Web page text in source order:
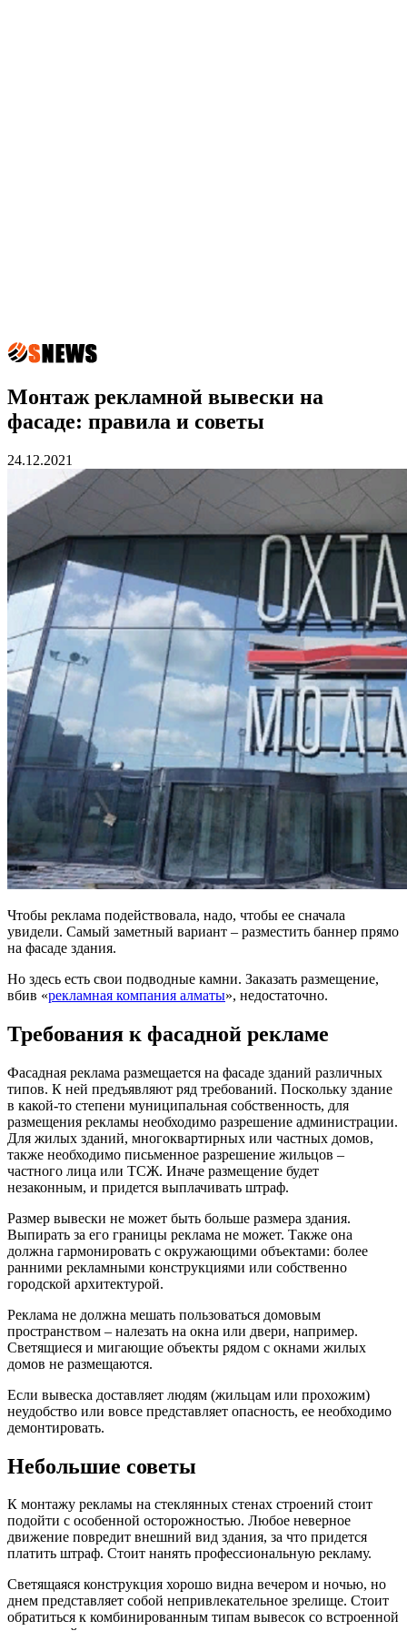
Монтаж рекламной вывески на
фасаде: правила и советы
24.12.2021
Чтобы реклама подействовала, надо, чтобы ее сначала
увидели. Самый заметный вариант – разместить баннер прямо
на фасаде здания.
Но здесь есть свои подводные камни. Заказать размещение,
вбив «рекламная компания алматы», недостаточно.
Требования к фасадной рекламе
Фасадная реклама размещается на фасаде зданий различных
типов. К ней предъявляют ряд требований. Поскольку здание
в какой-то степени муниципальная собственность, для
размещения рекламы необходимо разрешение администрации.
Для жилых зданий, многоквартирных или частных домов,
также необходимо письменное разрешение жильцов –
частного лица или ТСЖ. Иначе размещение будет
незаконным, и придется выплачивать штраф.
Размер вывески не может быть больше размера здания.
Выпирать за его границы реклама не может. Также она
должна гармонировать с окружающими объектами: более
ранними рекламными конструкциями или собственно
городской архитектурой.
Реклама не должна мешать пользоваться домовым
пространством – налезать на окна или двери, например.
Светящиеся и мигающие объекты рядом с окнами жилых
домов не размещаются.
Если вывеска доставляет людям (жильцам или прохожим)
неудобство или вовсе представляет опасность, ее необходимо
демонтировать.
Небольшие советы
К монтажу рекламы на стеклянных стенах строений стоит
подойти с особенной осторожностью. Любое неверное
движение повредит внешний вид здания, за что придется
платить штраф. Стоит нанять профессиональную рекламу.
Светящаяся конструкция хорошо видна вечером и ночью, но
днем представляет собой непривлекательное зрелище. Стоит
обратиться к комбинированным типам вывесок со встроенной